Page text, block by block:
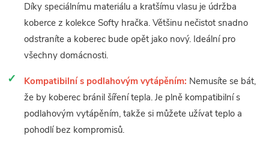
Díky speciálnímu materiálu a kratšímu vlasu je údržba
koberce z kolekce Softy hračka. Většinu nečistot snadno
odstraníte a koberec bude opět jako nový. Ideální pro
všechny domácnosti.
Kompatibilní s podlahovým vytápěním: Nemusíte se bát,
že by koberec bránil šíření tepla. Je plně kompatibilní s
podlahovým vytápěním, takže si můžete užívat teplo a
pohodlí bez kompromisů.